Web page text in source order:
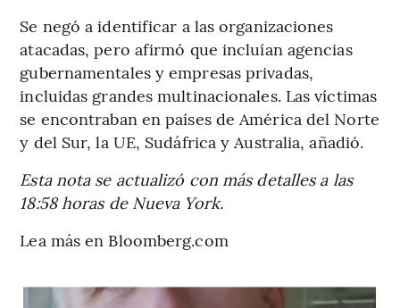
Se negó a identificar a las organizaciones
atacadas, pero afirmó que incluían agencias
gubernamentales y empresas privadas,
incluidas grandes multinacionales. Las víctimas
se encontraban en países de América del Norte
y del Sur, la UE, Sudáfrica y Australia, añadió.
Esta nota se actualizó con más detalles a las
18:58 horas de Nueva York.
Lea más en Bloomberg.com